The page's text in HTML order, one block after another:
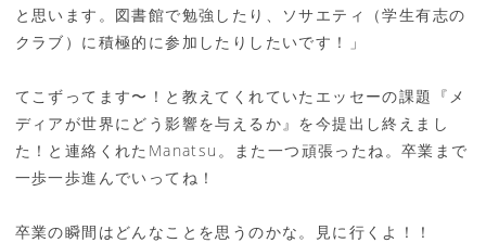
と思います。図書館で勉強したり、ソサエティ（学生有志の
クラブ）に積極的に参加したりしたいです！」
てこずってます〜！と教えてくれていたエッセーの課題『メ
ディアが世界にどう影響を与えるか』を今提出し終えまし
た！と連絡くれたManatsu。また一つ頑張ったね。卒業まで
一歩一歩進んでいってね！
卒業の瞬間はどんなことを思うのかな。見に行くよ！！